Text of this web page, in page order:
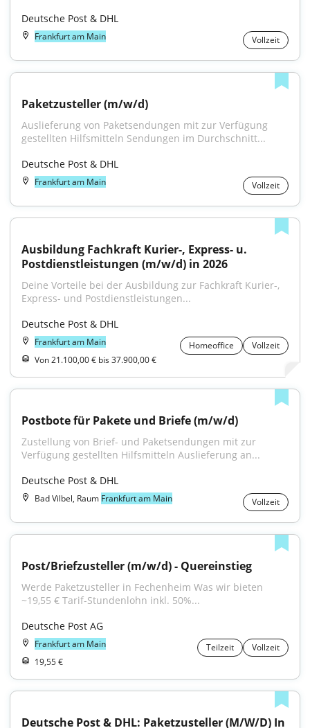
Deutsche Post & DHL
Frankfurt am Main Vollzeit
Paketzusteller (m/w/d)
Auslieferung von Paketsendungen mit zur Verfügung
gestellten Hilfsmitteln Sendungen im Durchschnitt...
Deutsche Post & DHL
Frankfurt am Main Vollzeit
Ausbildung Fachkraft Kurier-, Express- u.
Postdienstleistungen (m/w/d) in 2026
Deine Vorteile bei der Ausbildung zur Fachkraft Kurier-,
Express- und Postdienstleistungen...
Deutsche Post & DHL
Frankfurt am Main Homeoffice
Vollzeit
Von 21.100,00 € bis 37.900,00 €
Postbote für Pakete und Briefe (m/w/d)
Zustellung von Brief- und Paketsendungen mit zur
Verfügung gestellten Hilfsmitteln Auslieferung an...
Deutsche Post & DHL
Bad Vilbel, Raum Frankfurt am Main Vollzeit
Post/Briefzusteller (m/w/d) - Quereinstieg
Werde Paketzusteller in Fechenheim Was wir bieten
~19,55 € Tarif-Stundenlohn inkl. 50%...
Deutsche Post AG
Frankfurt am Main Teilzeit
Vollzeit
19,55 €
Deutsche Post & DHL: Paketzusteller (M/W/D) In